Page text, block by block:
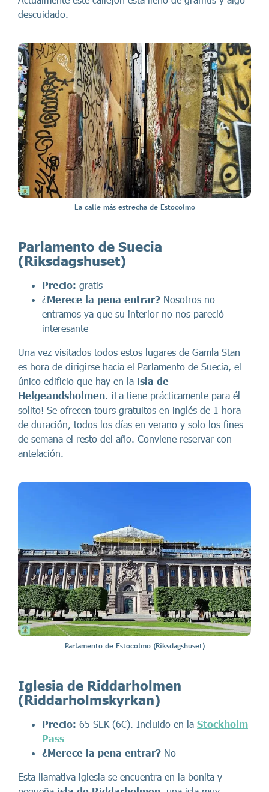
descuidado.
La calle más estrecha de Estocolmo
Parlamento de Suecia
(Riksdagshuset)
Precio: gratis
¿Merece la pena entrar? Nosotros no
entramos ya que su interior no nos pareció
interesante
Una vez visitados todos estos lugares de Gamla Stan
es hora de dirigirse hacia el Parlamento de Suecia, el
único edificio que hay en la isla de
Helgeandsholmen. ¡La tiene prácticamente para él
solito! Se ofrecen tours gratuitos en inglés de 1 hora
de duración, todos los días en verano y solo los fines
de semana el resto del año. Conviene reservar con
antelación.
Parlamento de Estocolmo (Riksdagshuset)
Iglesia de Riddarholmen
(Riddarholmskyrkan)
Precio: 65 SEK (6€). Incluido en la Stockholm
Pass
¿Merece la pena entrar? No
Esta llamativa iglesia se encuentra en la bonita y